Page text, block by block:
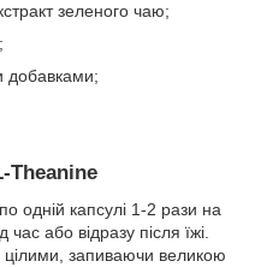
зеленого чаю;
добавками;
Theanine
одній капсулі 1-2 рази на
або відразу після їжі.
цілими, запиваючи великою